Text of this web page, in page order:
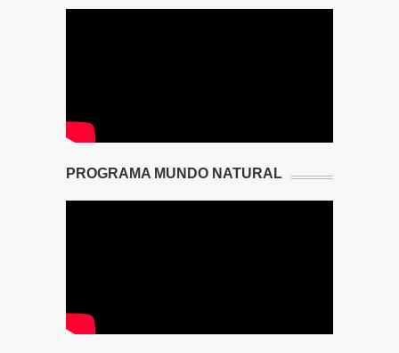
PROGRAMA MUNDO NATURAL